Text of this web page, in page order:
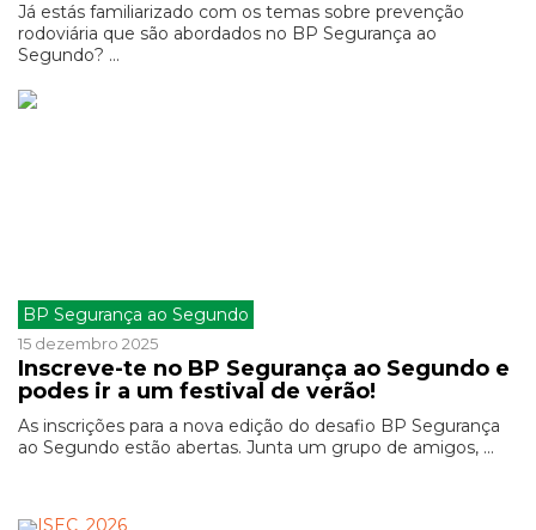
Já estás familiarizado com os temas sobre prevenção
rodoviária que são abordados no BP Segurança ao
Segundo? ...
BP Segurança ao Segundo
15 dezembro 2025
Inscreve-te no BP Segurança ao Segundo e
podes ir a um festival de verão!
As inscrições para a nova edição do desafio BP Segurança
ao Segundo estão abertas. Junta um grupo de amigos, ...